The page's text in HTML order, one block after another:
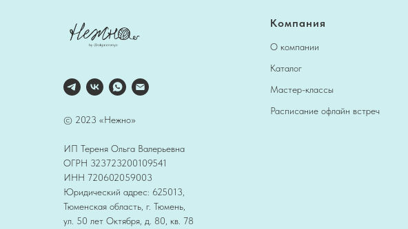
© 2023 «Нежно»
ИП Тереня Ольга Валерьевна
ОГРН 323723200109541
ИНН 720602059003
Юридический адрес: 625013,
Тюменская область, г. Тюмень,
ул. 50 лет Октября, д. 80, кв. 78
Компания
О компании
Каталог
Мастер-классы
Расписание офлайн встреч